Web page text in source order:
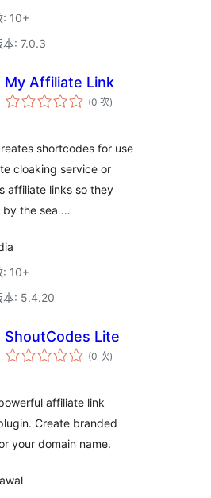
: 10+
本: 7.0.3
My Affiliate Link
(0 次評
分)
shortcodes for use
cloaking service or
affiliate links so they
by the sea …
: 10+
本: 5.4.20
ShoutCodes Lite
(0 次評
分)
affiliate link
Create branded
your domain name.